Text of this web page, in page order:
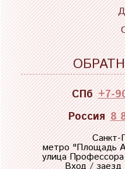
СПб +7-
Россия 8
Санкт-
метро "Площадь
улица
Вход / заезд